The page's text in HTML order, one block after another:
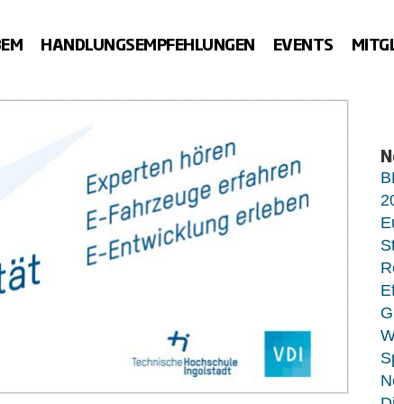
HANDLUNGSEMPFEHLUNGEN EVENTS